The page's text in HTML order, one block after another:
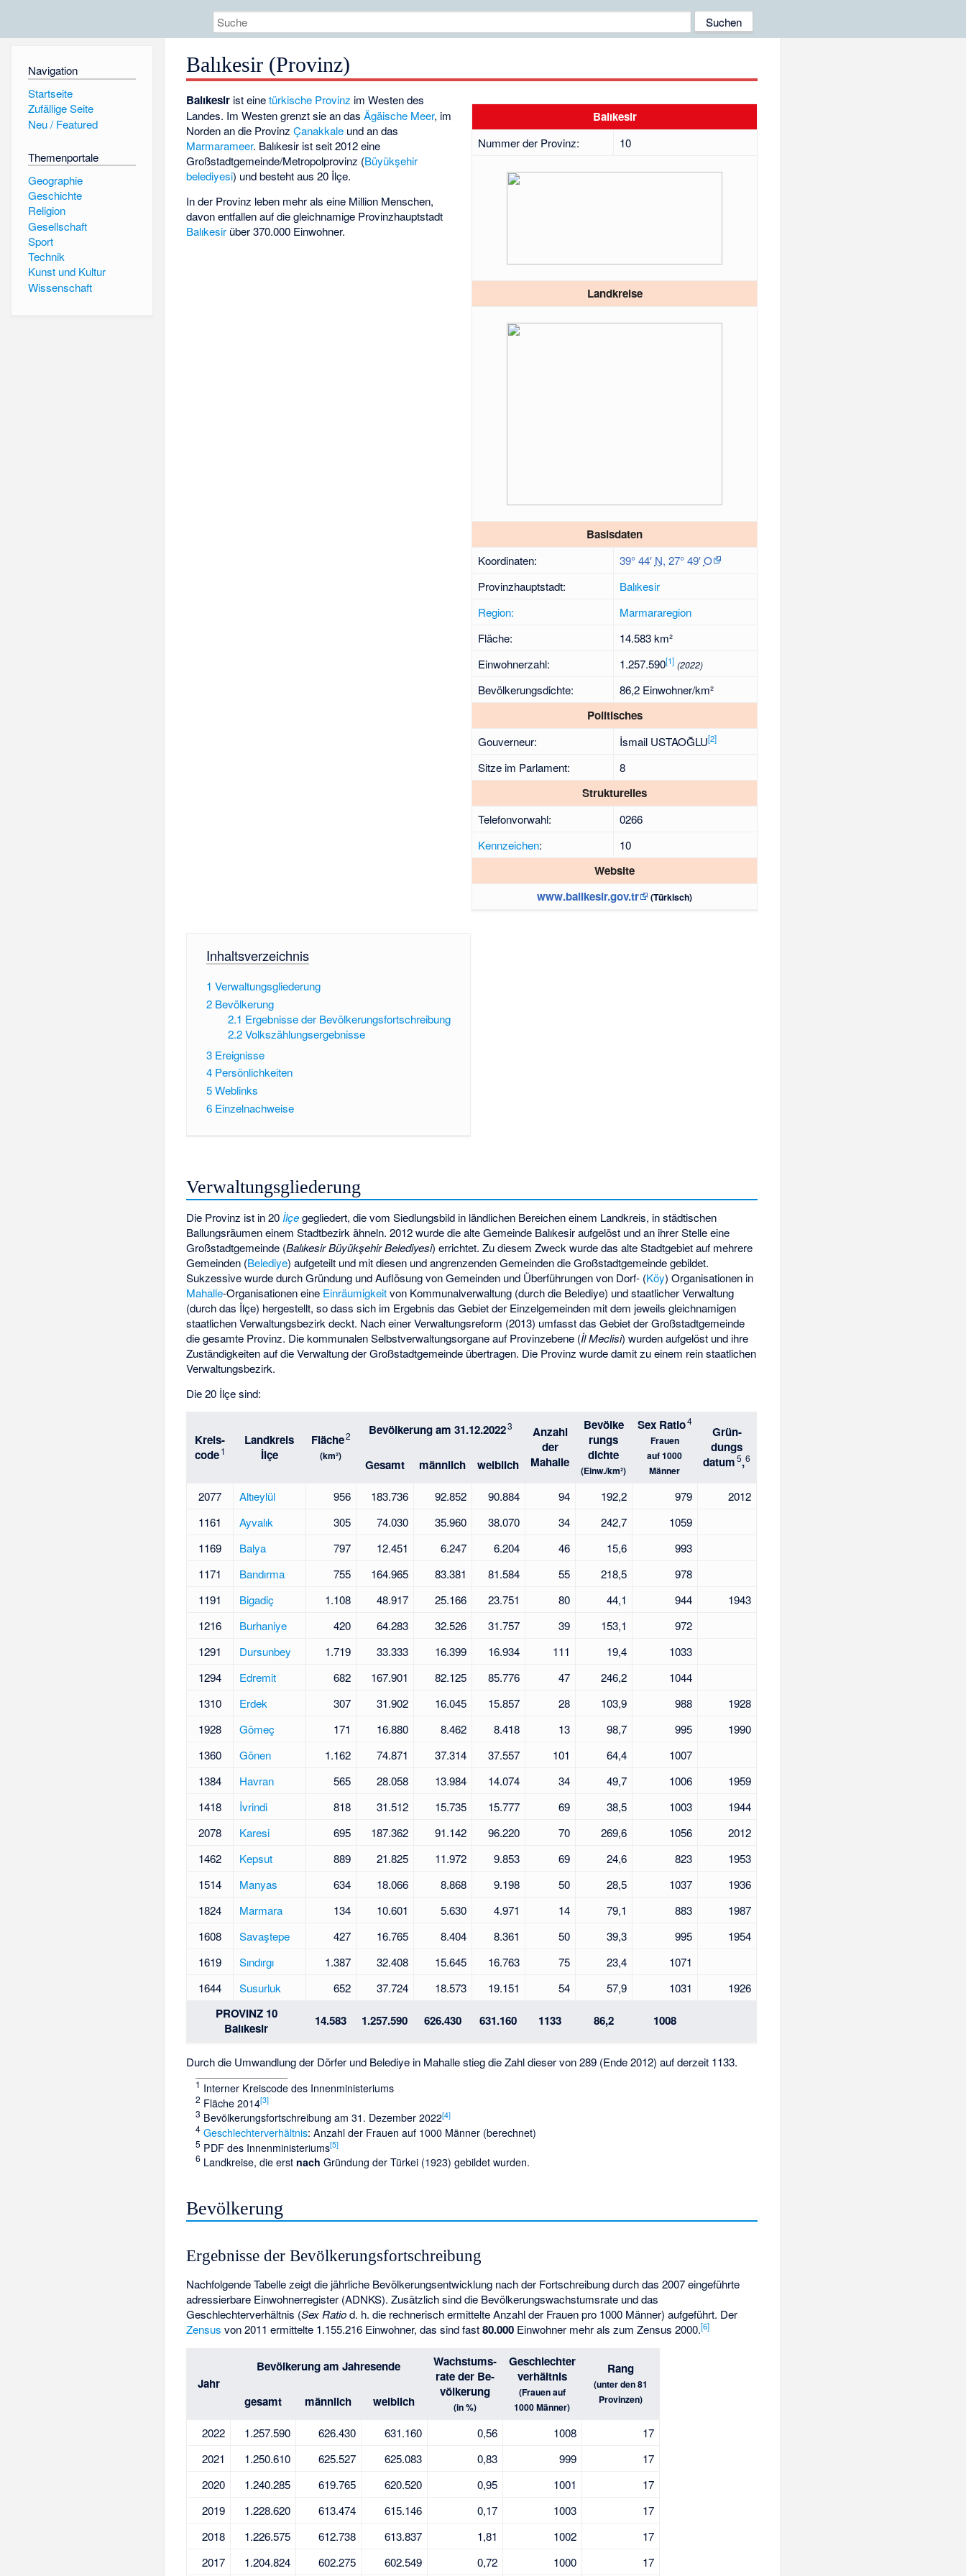
Navigation
Startseite
Zufällige Seite
Neu / Featured
Themenportale
Geographie
Geschichte
Religion
Gesellschaft
Sport
Technik
Kunst und Kultur
Wissenschaft
Balıkesir (Provinz)
Balıkesir
Nummer der Provinz: 10
Landkreise
Basisdaten
Koordinaten: 39° 44′ N, 27° 49′O
Provinzhauptstadt:
Balıkesir
Region:
Marmararegion
Fläche:
14.583 km²
Einwohnerzahl:
1.257.590[1] (2022)
Bevölkerungsdichte: 86,2 Einwohner/km²
Politisches
Gouverneur: İsmail USTAOĞLU[2]
Sitze im Parlament: 8
Strukturelles
Telefonvorwahl:
0266
Kennzeichen: 10
Website
www.balikesir.gov.tr
(Türkisch)
Balıkesir ist einetürkische Provinz im Westen des
Landes. Im Westen grenzt sie an dasÄgäische Meer, im
Norden an die ProvinzÇanakkale und an das
Marmarameer. Balıkesir ist seit 2012 eine
Großstadtgemeinde/Metropolprovinz (Büyükşehir
belediyesi) und besteht aus 20 İlçe.
In der Provinz leben mehr als eine Million Menschen,
davon entfallen auf die gleichnamige Provinzhauptstadt
Balıkesir über 370.000 Einwohner.
Inhaltsverzeichnis
1 Verwaltungsgliederung
2 Bevölkerung
2.1 Ergebnisse der Bevölkerungsfortschreibung
2.2 Volkszählungsergebnisse
3 Ereignisse
4 Persönlichkeiten
5Weblinks
6 Einzelnachweise
Verwaltungsgliederung
Die Provinz ist in 20İlçegegliedert, die vom Siedlungsbild in ländlichen Bereichen einem Landkreis, in städtischen
Ballungsräumen einem Stadtbezirk ähneln. 2012 wurde die alte Gemeinde Balıkesir aufgelöst und an ihrer Stelle eine
Großstadtgemeinde (Balıkesir Büyükşehir Belediyesi) errichtet. Zu diesem Zweck wurde das alte Stadtgebiet auf mehrere
Gemeinden (Belediye) aufgeteilt und mit diesen und angrenzenden Gemeinden die Großstadtgemeinde gebildet.
Sukzessive wurde durch Gründung und Auflösung von Gemeinden und Überführungen von Dorf- (Köy) Organisationen in
Mahalle-Organisationen eine Einräumigkeitvon Kommunalverwaltung (durch die Belediye) und staatlicher Verwaltung
(durch das İlçe) hergestellt, so dass sich im Ergebnis das Gebiet der Einzelgemeinden mit dem jeweils gleichnamigen
staatlichen Verwaltungsbezirk deckt. Nach einer Verwaltungsreform (2013) umfasst das Gebiet der Großstadtgemeinde
die gesamte Provinz. Die kommunalen Selbstverwaltungsorgane auf Provinzebene (İl Meclisi) wurden aufgelöst und ihre
Zuständigkeiten auf die Verwaltung der Großstadtgemeinde übertragen. Die Provinz wurde damit zu einem rein staatlichen
Verwaltungsbezirk.
Die 20 İlçe sind:
Kreis-
code1
Landkreis
İlçe
Fläche2
(km²)
Bevölkerung am 31.12.20223
Anzahl
der
Mahalle
Bevölke
rungs
dichte
(Einw./km²)
Sex Ratio4
Frauen
auf 1000
Männer
Grün-
dungs
datum5,6
Gesamt männlich weiblich
2077 Altıeylül 956 183.736 92.852 90.884 94 192,2 979
2012
1161
Ayvalık 305 74.030 35.960 38.070 34 242,7
1059
1169
Balya 797 12.451 6.247 6.204 46 15,6
993
1171
Bandırma 755 164.965 83.381 81.584 55 218,5
978
1191
Bigadiç 1.108 48.917 25.166 23.751 80 44,1 944
1943
1216
Burhaniye 420 64.283 32.526 31.757 39 153,1
972
1291
Dursunbey 1.719 33.333 16.399 16.934 111 19,4
1033
1294
Edremit 682 167.901 82.125 85.776 47 246,2
1044
1310
Erdek 307 31.902 16.045 15.857 28 103,9 988
1928
1928
Gömeç 171 16.880 8.462 8.418 13 98,7 995
1990
1360
Gönen 1.162 74.871 37.314 37.557 101 64,4
1007
1384
Havran 565 28.058 13.984 14.074 34 49,7 1006
1959
1418
İvrindi 818 31.512 15.735 15.777 69 38,5 1003
1944
2078
Karesi 695 187.362 91.142 96.220 70 269,6 1056
2012
1462
Kepsut 889 21.825 11.972 9.853 69 24,6 823
1953
1514
Manyas 634 18.066 8.868 9.198 50 28,5 1037
1936
1824
Marmara 134 10.601 5.630 4.971 14 79,1 883
1987
1608
Savaştepe 427 16.765 8.404 8.361 50 39,3 995
1954
1619
Sındırgı 1.387 32.408 15.645 16.763 75 23,4
1071
1644
Susurluk 652 37.724 18.573 19.151 54 57,9 1031 1926
PROVINZ 10
Balıkesir
14.583 1.257.590 626.430 631.160 1133 86,2 1008
Durch die Umwandlung der Dörfer und Belediye in Mahalle stieg die Zahl dieser von 289 (Ende 2012) auf derzeit 1133.
1 Interner Kreiscode des Innenministeriums
2 Fläche 2014[3]
3 Bevölkerungsfortschreibung am 31. Dezember 2022[4]
4 Geschlechterverhältnis: Anzahl der Frauen auf 1000 Männer (berechnet)
5 PDF des Innenministeriums[5]
6 Landkreise, die erstnach Gründung der Türkei (1923) gebildet wurden.
Bevölkerung
Ergebnisse der Bevölkerungsfortschreibung
Nachfolgende Tabelle zeigt die jährliche Bevölkerungsentwicklung nach der Fortschreibung durch das 2007 eingeführte
adressierbare Einwohnerregister (ADNKS). Zusätzlich sind die Bevölkerungswachstumsrate und das
Geschlechterverhältnis (Sex Ratiod. h. die rechnerisch ermittelte Anzahl der Frauen pro 1000 Männer) aufgeführt. Der
Zensus von 2011 ermittelte 1.155.216 Einwohner, das sind fast80.000 Einwohner mehr als zum Zensus 2000.[6]
Jahr
Bevölkerung am Jahresende
Wachstums-
rate der Be-
völkerung
(in %)
Geschlechter
verhältnis
(Frauen auf
1000 Männer)
Rang
(unter den 81
Provinzen)
gesamt männlich weiblich
2022 1.257.590 626.430 631.160 0,56 1008
17
2021
1.250.610 625.527 625.083 0,83 999
17
2020
1.240.285 619.765 620.520 0,95 1001
17
2019
1.228.620 613.474 615.146 0,17 1003
17
2018
1.226.575 612.738 613.837 1,81 1002
17
2017
1.204.824 602.275 602.549 0,72 1000 17